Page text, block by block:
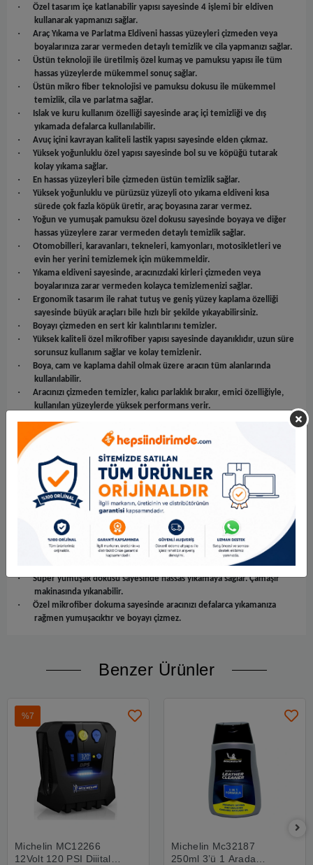
·
Özel tasarım içe katlanabilir yapısı sayesinde 4 işlemi bir eldiven
kullanarak yapmanızı sağlar.
·
Araç Yıkama ve Parlatma Eldiveni hassas yüzeyleri çizmeden veya
boyalarınıza zarar vermeden detaylı temizlik ve cila yapmanızı sağlar.
·
Üstün teknoloji ile üretilmiş özel kumaş ve pamuksu yapısı ile tüm
hassas yüzeylerde mükemmel sonuç sağlar.
·
Üstün mikro fiber teknolojisi ve pamuksu dokusu ile mükemmel
temizlik, cila ve parlatma sağlar.
·
Islak ve kuru kullanım özelliği sayesinde araç içi temizliği ve dış
yıkamada defalarca kullanılabilir.
· Avuç içini kavrayan kaliteli lastik yapısı sayesinde elden çıkmaz.
·
Yüksek yoğunluklu özel yapısı sayesinde bol su ve köpüğü tutarak
kolay yıkama sağlar.
· En hassas yüzeyleri bile çizmeden üstün temizlik sağlar.
·
Yüksek yoğunluklu ve pürüzsüz yüzeyli oto yıkama eldiveni kısa
sürede çok fazla köpük üretir, araç boyasına zarar vermez.
·
Yoğun ve yumuşak pamuksu özel dokusu sayesinde boyaya ve diğer
hassas yüzeylere zarar vermeden detaylı temizlik sağlar.
·
Otomobilleri, karavanları, tekneleri, kamyonları, motosikletleri ve
evin her yerini temizlemek için mükemmeldir.
·
Yıkama eldiveni sayesinde, aracınızdaki kirleri çizmeden veya
boyalarınıza zarar vermeden kolayca temizlemenizi sağlar.
·
Ergonomik tasarım ile rahat tutuş ve geniş yüzey kaplama özelliği
sayesinde büyük araçları bile hızlı bir şekilde yıkayabilirsiniz.
· Boyayı çizmeden en sert kir kalıntılarını temizler.
·
Yüksek kaliteli özel mikrofiber yapısı sayesinde dayanıklıdır, uzun süre
sorunsuz kullanım sağlar ve kolay temizlenir.
·
Boya, cam ve kaplama dahil olmak üzere aracın tüm alanlarında
kullanılabilir.
·
Aracınızı çizmeden temizler, kalıcı parlaklık bırakır, emici özelliğiyle,
kullanılan yüzeylerde yüksek performans verir.
ömürlüdür.
Araba yıkamanın yanı sıra cam yıkama, motosiklet yıkama, ev işleri,
ofis ve yer temizliği için de kullanılabilir.
Çok yüksek emiş gücü ile az şampuan kullanmanıza olanak sağlar.
Fırça gibi arabayı çizmez. Dış yüzey çizik oluşumunu engeller.
Hafif ve el büyüklüğündeki yapısı sayesinde kolay kullanım sağlar.
Otomobillerde hem dış hem de iç yüzeylerinde rahatlıkla kullanılır.
Çizik yapmadığı için boyalı yüzeylerde ve plastik yüzeylerde gönül
rahatlığıyla kullanabilirsiniz.
Silinen yüzeylerde yağ, kir, leke bırakmaz. Kiri yüzeyden kaldırılarak
·
Süper yumuşak dokusu sayesinde hassas yıkamaya sağlar. Çamaşır
makinasında yıkanabilir.
·
Özel mikrofiber dokuma sayesinde aracınızı defalarca yıkamanıza
rağmen yumuşacıktır ve boyayı çizmez.
Benzer Ürünler
Michelin MC12266
12Volt 120 PSI Dijital
%7
Michelin Mc32187
250ml 3’ü 1 Arada